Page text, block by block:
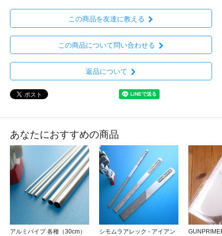
この商品を友達に教える
この商品について問い合わせる
返品について
あなたにおすすめの商品
アルミパイプ 各種（30cm）
シモムラアレック - アイアン